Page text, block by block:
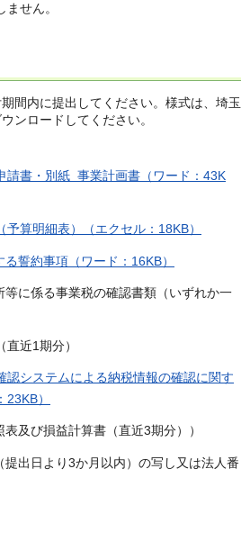
せん。
間内に提出してください。様式は、埼玉
ンロードしてください。
請書・別紙 事業計画書（ワード：43K
算明細表）（エクセル：18KB）
誓約事項（ワード：16KB）
等に係る事業税の確認書類（いずれか一
近1期分）
認システムによる納税情報の確認に関す
）
及び損益計算書（直近3期分））
提出日より3か月以内）の写し又は法人番